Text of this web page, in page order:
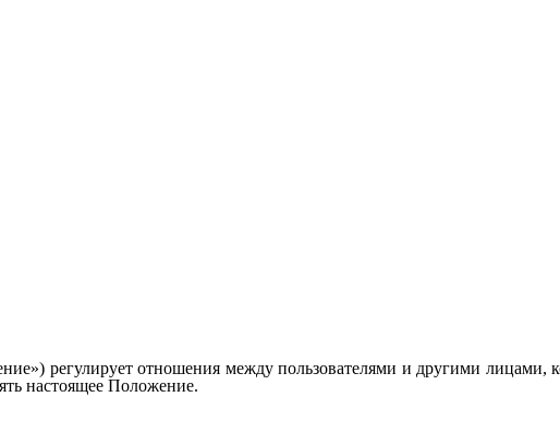
регулирует отношения между пользователями и другими лицами,
настоящее Положение.